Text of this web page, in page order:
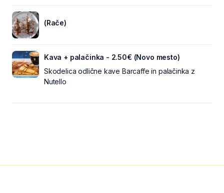
(Rače)
Kava + palačinka - 2.50€ (Novo mesto)
Skodelica odlične kave Barcaffe in palačinka z
Nutello